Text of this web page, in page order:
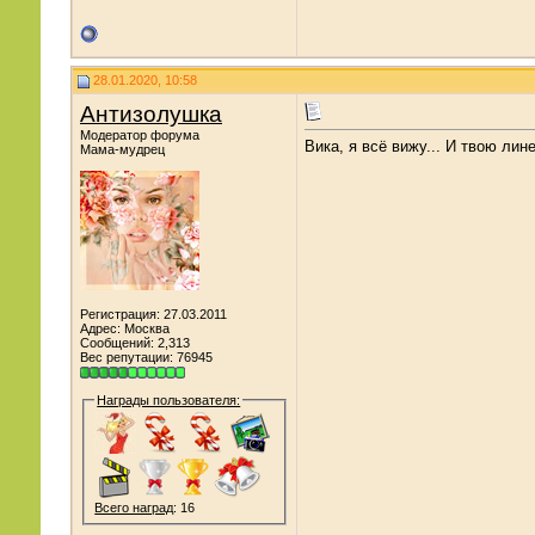
28.01.2020, 10:58
Антизолушка
Модератор форума
Мама-мудрец
Регистрация: 27.03.2011
Адрес: Москва
Сообщений: 2,313
Вес репутации: 76945
Награды пользователя:
Всего наград: 16
Вика, я всё вижу... И твою